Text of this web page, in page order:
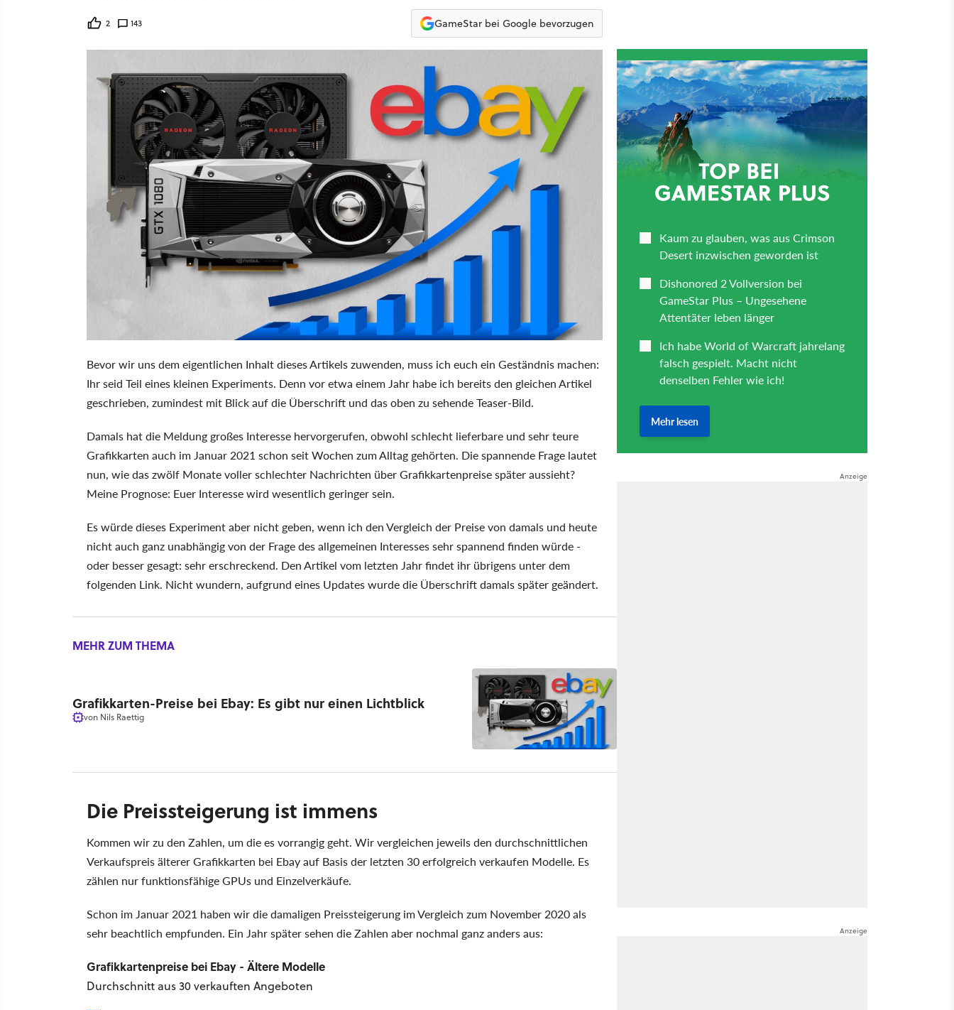
2 143 GameStar bei Google bevorzugen
Bevor wir uns dem eigentlichen Inhalt dieses Artikels zuwenden, muss ich euch ein Geständnis machen:
Ihr seid Teil eines kleinen Experiments. Denn vor etwa einem Jahr habe ich bereits den gleichen Artikel
geschrieben, zumindest mit Blick auf die Überschrift und das oben zu sehende Teaser-Bild.
Damals hat die Meldung großes Interesse hervorgerufen, obwohl schlecht lieferbare und sehr teure
Grafikkarten auch im Januar 2021 schon seit Wochen zum Alltag gehörten. Die spannende Frage lautet
nun, wie das zwölf Monate voller schlechter Nachrichten über Grafikkartenpreise später aussieht?
Meine Prognose: Euer Interesse wird wesentlich geringer sein.
Es würde dieses Experiment aber nicht geben, wenn ich den Vergleich der Preise von damals und heute
nicht auch ganz unabhängig von der Frage des allgemeinen Interesses sehr spannend finden würde -
oder besser gesagt: sehr erschreckend. Den Artikel vom letzten Jahr findet ihr übrigens unter dem
folgenden Link. Nicht wundern, aufgrund eines Updates wurde die Überschrift damals später geändert.
MEHR ZUM THEMA
Grafikkarten-Preise bei Ebay: Es gibt nur einen Lichtblick
von Nils Raettig
Die Preissteigerung ist immens
Kommen wir zu den Zahlen, um die es vorrangig geht. Wir vergleichen jeweils den durchschnittlichen
Verkaufspreis älterer Grafikkarten bei Ebay auf Basis der letzten 30 erfolgreich verkaufen Modelle. Es
zählen nur funktionsfähige GPUs und Einzelverkäufe.
Schon im Januar 2021 haben wir die damaligen Preissteigerung im Vergleich zum November 2020 als
sehr beachtlich empfunden. Ein Jahr später sehen die Zahlen aber nochmal ganz anders aus:
Grafikkartenpreise bei Ebay - Ältere Modelle
Durchschnitt aus 30 verkauften Angeboten